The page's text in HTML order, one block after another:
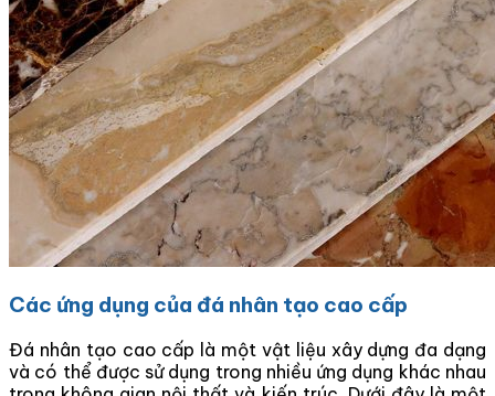
Các ứng dụng của đá nhân tạo cao cấp
Đá nhân tạo cao cấp là một vật liệu xây dựng đa dạng
và có thể được sử dụng trong nhiều ứng dụng khác nhau